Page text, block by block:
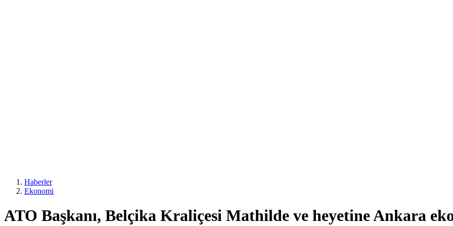
Haberler
Ekonomi
ATO Başkanı, Belçika Kraliçesi Mathilde ve heyetine Ankara